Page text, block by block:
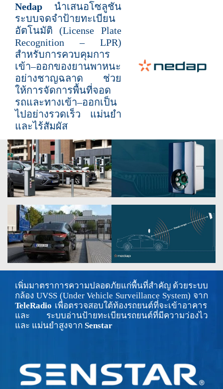
Nedap นำเสนอโซลูชัน
ระบบจดจำป้ายทะเบียน
อัตโนมัติ (License Plate
Recognition – LPR)
สำหรับการควบคุมการ
เข้า–ออกของยานพาหนะ
อย่างชาญฉลาด ช่วย
ให้การจัดการพื้นที่จอด
รถและทางเข้า–ออกเป็น
ไปอย่างรวดเร็ว แม่นยำ
และไร้สัมผัส
เพิ่มมาตราการความปลอดภัยแก่พื้นที่สำคัญ ด้วยระบบ
กล้อง UVSS (Under Vehicle Surveillance System) จาก
TeleRadio เพื่อตรวจสอบใต้ท้องรถยนต์ที่จะเข้าอาคาร
และ ระบบอ่านป้ายทะเบียนรถยนต์ที่มีความว่องไว
และ แม่นยำสูงจาก Senstar